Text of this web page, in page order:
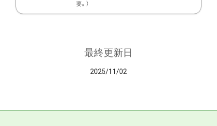
要。）
最終更新日
2025/11/02